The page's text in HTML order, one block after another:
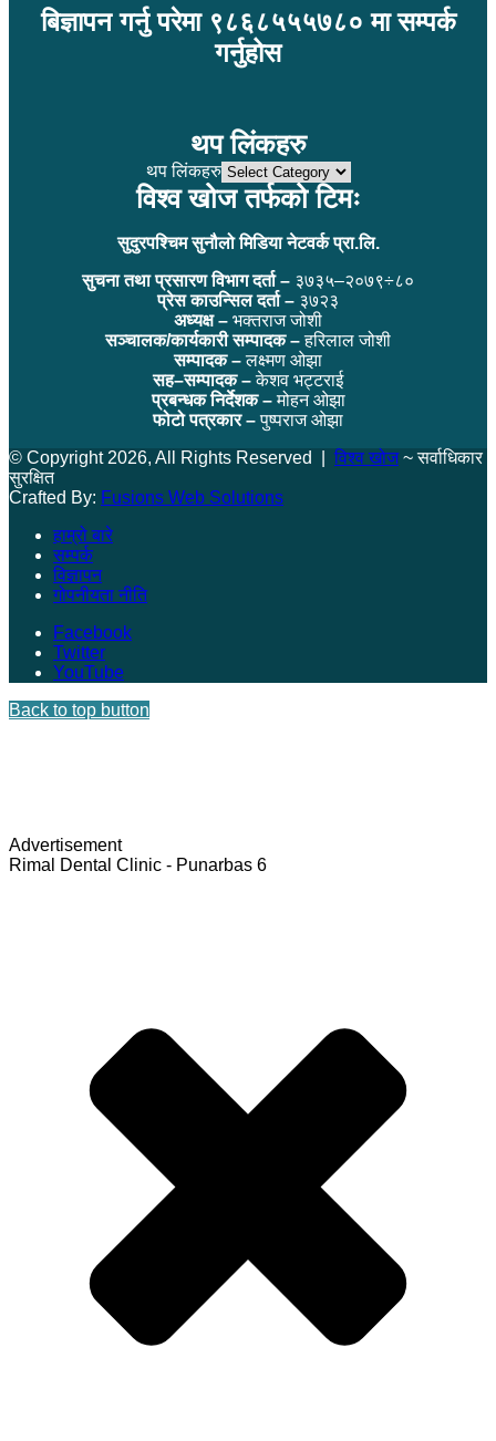
बिज्ञापन गर्नु परेमा ९८६८५५५७८० मा सम्पर्क
गर्नुहोस
थप लिंकहरु
थप लिंकहरु
विश्व खोज तर्फको टिमः
सुदुरपश्चिम सुनौलो मिडिया नेटवर्क प्रा.लि.
सुचना तथा प्रसारण विभाग दर्ता – ३७३५–२०७९÷८०
प्रेस काउन्सिल दर्ता – ३७२३
अध्यक्ष – भक्तराज जोशी
सञ्चालक/कार्यकारी सम्पादक –हरिलाल जोशी
सम्पादक –लक्ष्मण ओझा
सह–सम्पादक –केशव भट्टराई
प्रबन्धक निर्देशक –मोहन ओझा
फोटो पत्रकार –पुष्पराज ओझा
© Copyright 2026, All Rights Reserved | विश्व खोज~ सर्वाधिकार
सुरक्षित
Crafted By: Fusions Web Solutions
हाम्रो बारे
सम्पर्क
विज्ञापन
गोपनीयता नीति
Facebook
Twitter
YouTube
Back to top button
Advertisement
Rimal Dental Clinic - Punarbas 6